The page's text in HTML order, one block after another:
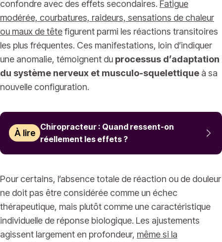
confondre avec des effets secondaires. Fatigue
modérée, courbatures, raideurs, sensations de chaleur
ou maux de têtefigurent parmi les réactions transitoires
les plus fréquentes. Ces manifestations, loin d’indiquer
une anomalie, témoignent du processus d’adaptation
du système nerveux et musculo-squelettique à sa
nouvelle configuration.
À lire
Chiropracteur : Quand ressent-on
réellement les effets ?
Pour certains, l’absence totale de réaction ou de douleur
ne doit pas être considérée comme un échec
thérapeutique, mais plutôt comme une caractéristique
individuelle de réponse biologique. Les ajustements
agissent largement en profondeur, même si la